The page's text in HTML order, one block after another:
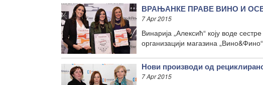
ВРАЊАНКЕ ПРАВЕ ВИНО И
7 Apr 2015
Винарија „Алексић“ коју воде
организацији магазина
Нови производи од
7 Apr 2015